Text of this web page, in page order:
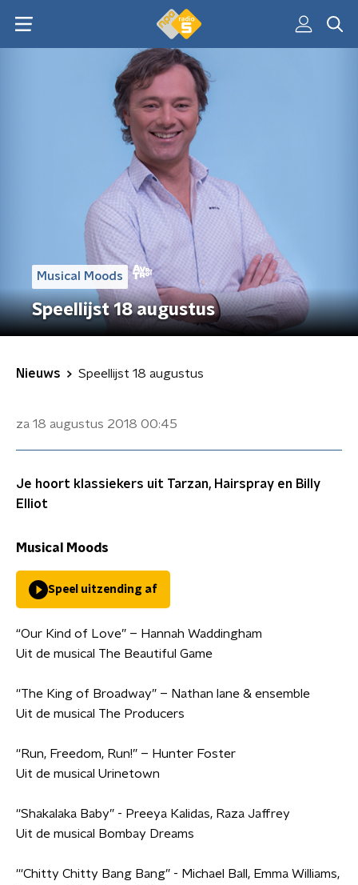
Musical Moods
Speellijst 18 augustus
Nieuws Speellijst 18 augustus
za 18 augustus 2018 00:45
Je hoort klassiekers uit Tarzan, Hairspray en Billy
Elliot
Musical Moods
Speel uitzending af
“Our Kind of Love” – Hannah Waddingham
Uit de musical The Beautiful Game
''The King of Broadway” – Nathan lane & ensemble
Uit de musical The Producers
''Run, Freedom, Run!” – Hunter Foster
Uit de musical Urinetown
''Shakalaka Baby” - Preeya Kalidas, Raza Jaffrey
Uit de musical Bombay Dreams
'''Chitty Chitty Bang Bang” - Michael Ball, Emma Williams,